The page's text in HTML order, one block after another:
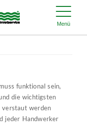
funktional sein,
die wichtigsten
verstaut werden
jeder Handwerker
Menü